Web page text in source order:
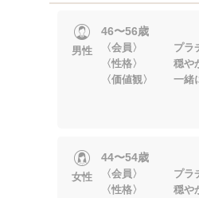
男性
46〜56歳
〈会員〉 プラ
〈性格〉 穏や
〈価値観〉 一緒
女性
44〜54歳
〈会員〉 プラ
〈性格〉 穏や